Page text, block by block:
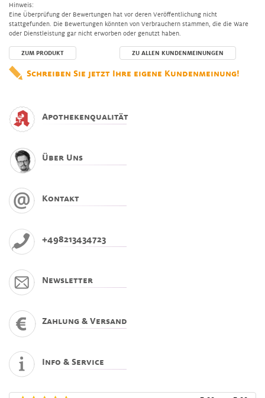
Hinweis:
Eine Überprüfung der Bewertungen hat vor deren Veröffentlichung nicht
stattgefunden. Die Bewertungen könnten von Verbrauchern stammen, die die Ware
oder Dienstleistung gar nicht erworben oder genutzt haben.
ZUM PRODUKT ZU ALLEN KUNDENMEINUNGEN
Schreiben Sie jetzt Ihre eigene Kundenmeinung!
Apothekenqualität
Über Uns
Kontakt
+498213434723
Newsletter
Zahlung & Versand
Info & Service